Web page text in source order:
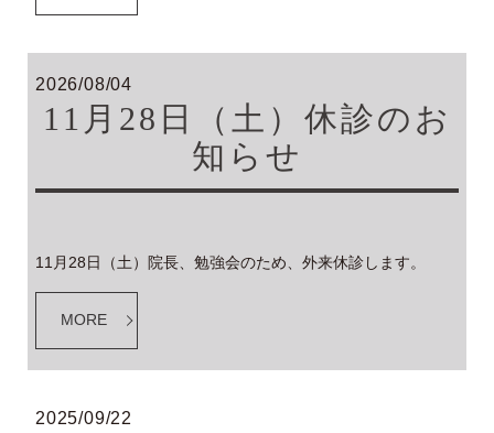
2026/08/04
11月28日（土）休診のお
知らせ
11月28日（土）院長、勉強会のため、外来休診します。
MORE
2025/09/22